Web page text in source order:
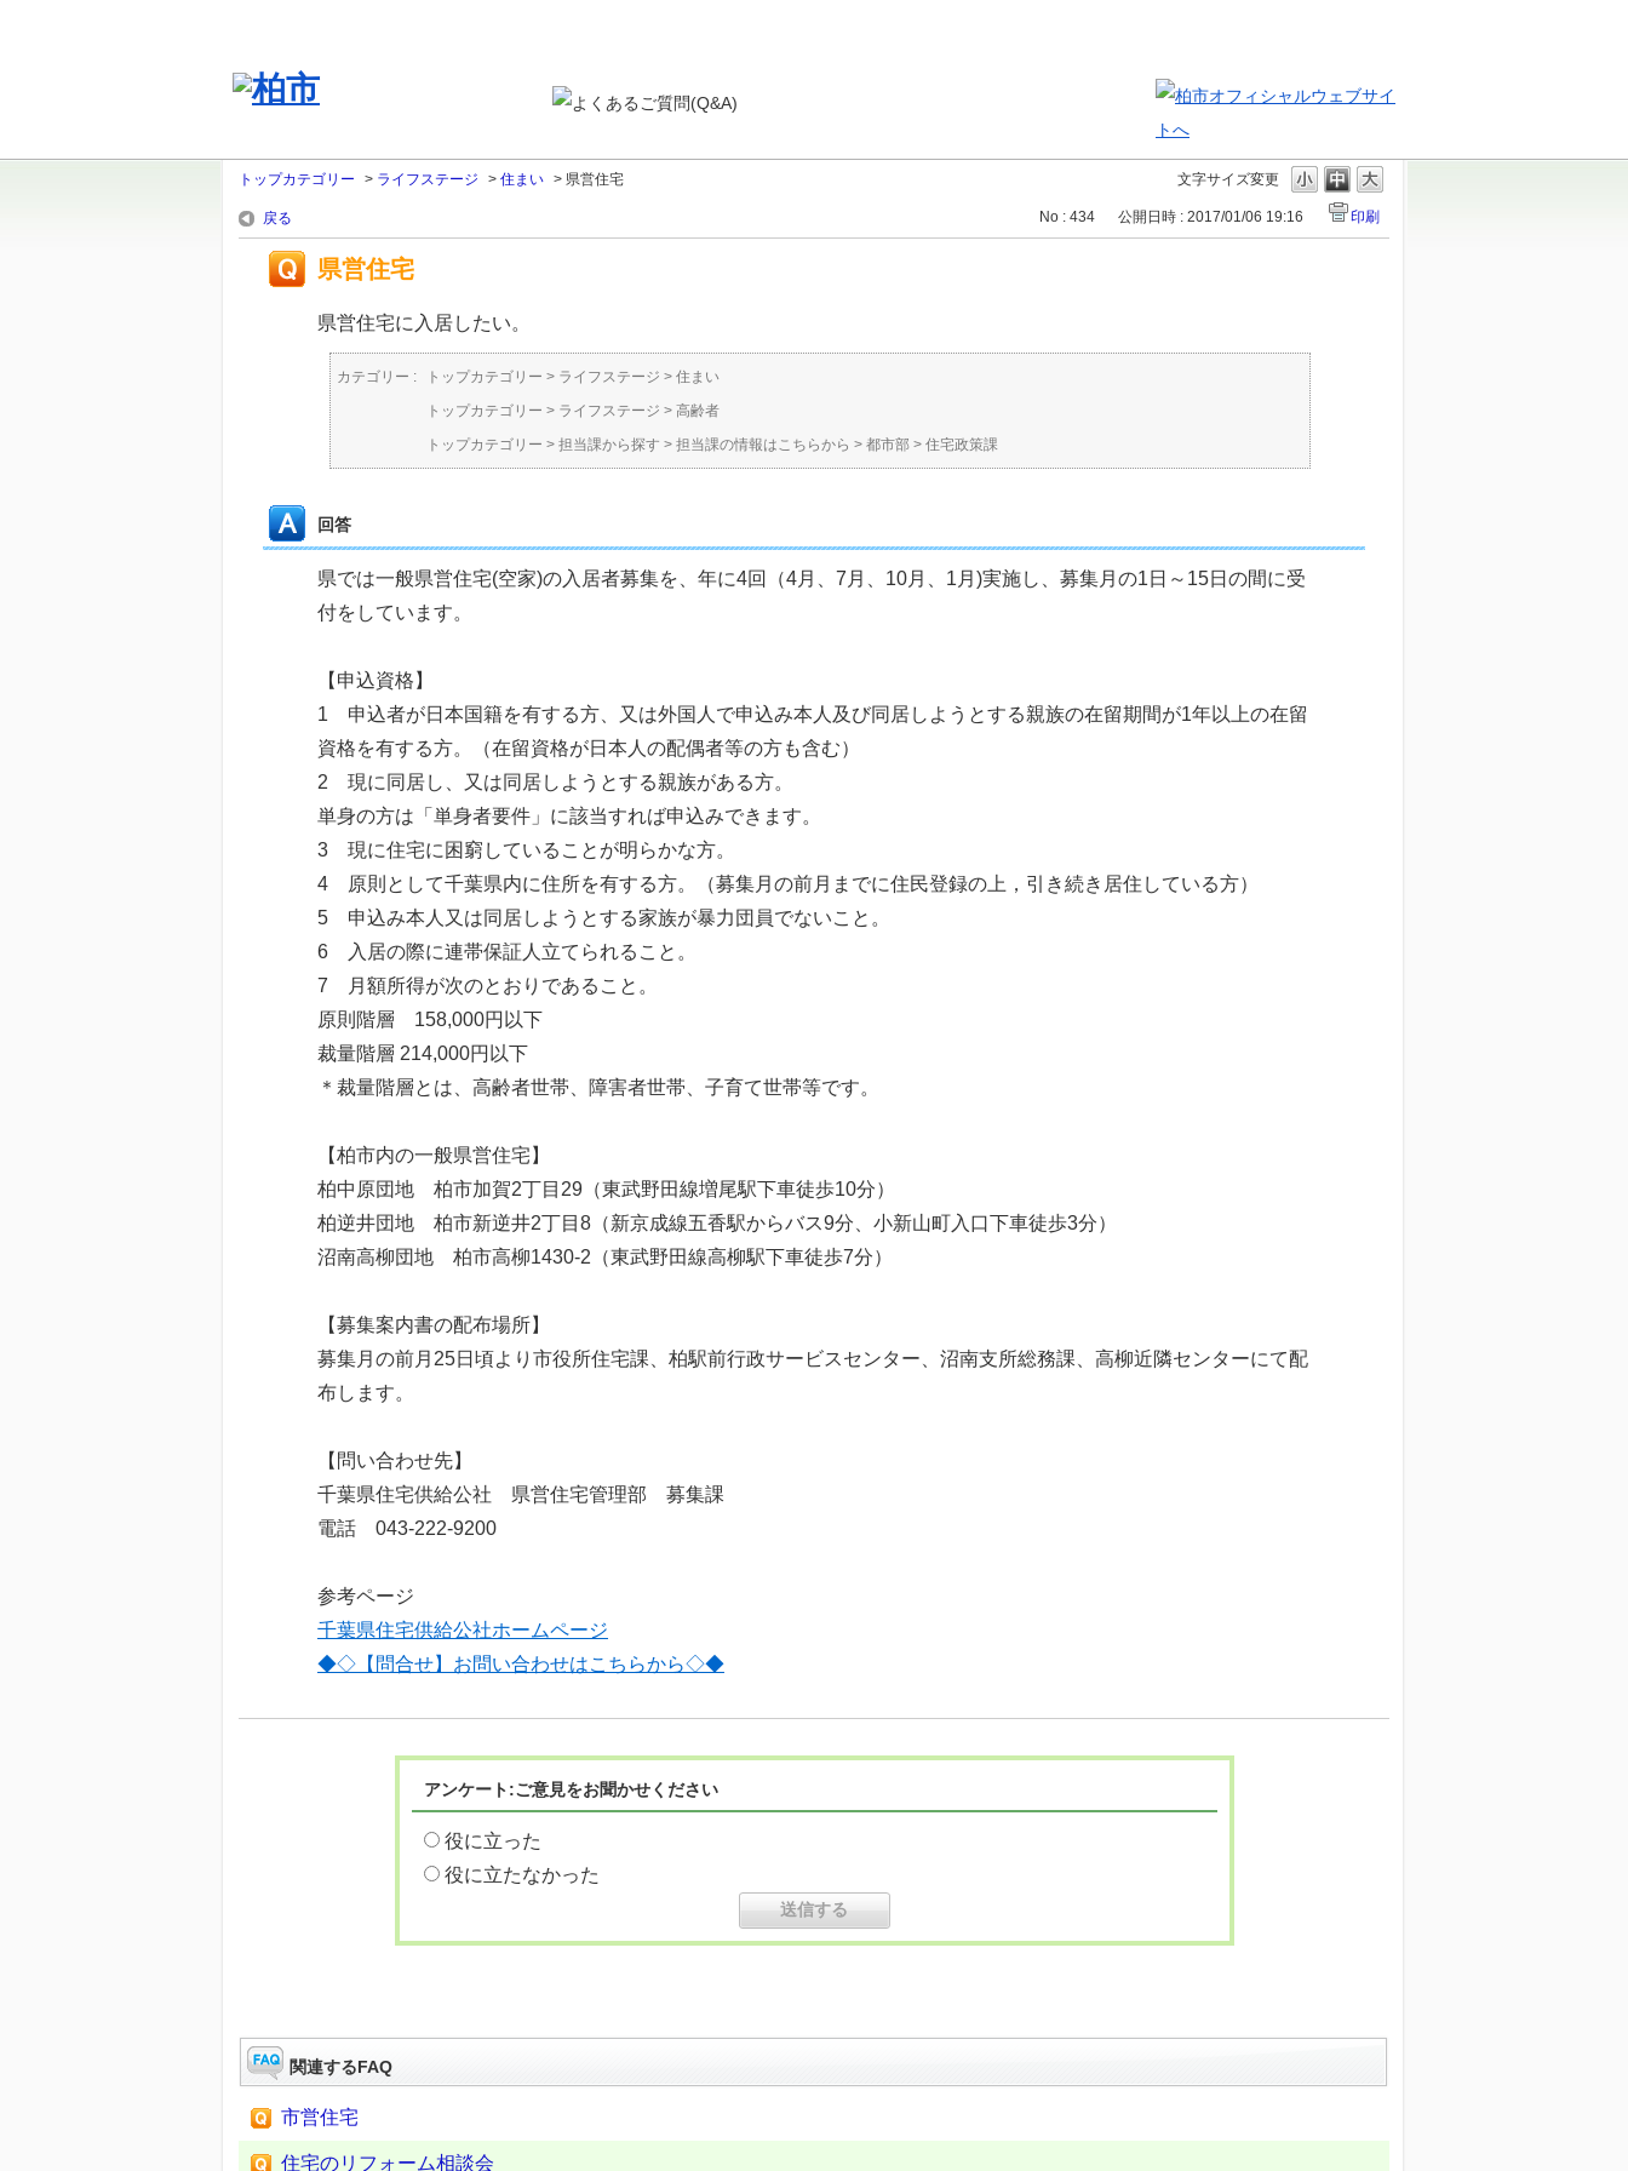
文字サイズ変更
トップカテゴリー > ライフステージ > 住まい > 県営住宅
戻る No : 434 公開日時 : 2017/01/06 19:16 印刷
県営住宅
県営住宅に入居したい。
カテゴリー : トップカテゴリー > ライフステージ > 住まい
トップカテゴリー > ライフステージ > 高齢者
トップカテゴリー > 担当課から探す > 担当課の情報はこちらから > 都市部 > 住宅政策課
回答
県では一般県営住宅(空家)の入居者募集を、年に4回（4月、7月、10月、1月)実施し、募集月の1日～15日の間に受
付をしています。
【申込資格】
1 申込者が日本国籍を有する方、又は外国人で申込み本人及び同居しようとする親族の在留期間が1年以上の在留
資格を有する方。（在留資格が日本人の配偶者等の方も含む）
2 現に同居し、又は同居しようとする親族がある方。
単身の方は「単身者要件」に該当すれば申込みできます。
3 現に住宅に困窮していることが明らかな方。
4 原則として千葉県内に住所を有する方。（募集月の前月までに住民登録の上，引き続き居住している方）
5 申込み本人又は同居しようとする家族が暴力団員でないこと。
6 入居の際に連帯保証人立てられること。
7 月額所得が次のとおりであること。
原則階層 158,000円以下
裁量階層 214,000円以下
＊裁量階層とは、高齢者世帯、障害者世帯、子育て世帯等です。
【柏市内の一般県営住宅】
柏中原団地 柏市加賀2丁目29（東武野田線増尾駅下車徒歩10分）
柏逆井団地 柏市新逆井2丁目8（新京成線五香駅からバス9分、小新山町入口下車徒歩3分）
沼南高柳団地 柏市高柳1430-2（東武野田線高柳駅下車徒歩7分）
【募集案内書の配布場所】
募集月の前月25日頃より市役所住宅課、柏駅前行政サービスセンター、沼南支所総務課、高柳近隣センターにて配
布します。
【問い合わせ先】
千葉県住宅供給公社 県営住宅管理部 募集課
電話 043-222-9200
参考ページ
千葉県住宅供給公社ホームページ
◆◇【問合せ】お問い合わせはこちらから◇◆
アンケート:ご意見をお聞かせください
役に立った
役に立たなかった
関連するFAQ
市営住宅
住宅のリフォーム相談会